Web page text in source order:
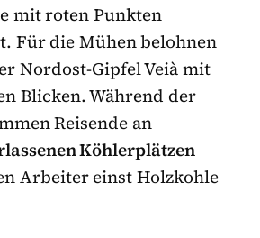
mit roten Punkten
Für die Mühen belohnen
Nordost-Gipfel Veià mit
Blicken. Während der
Reisende an
Köhlerplätzen
Arbeiter einst Holzkohle